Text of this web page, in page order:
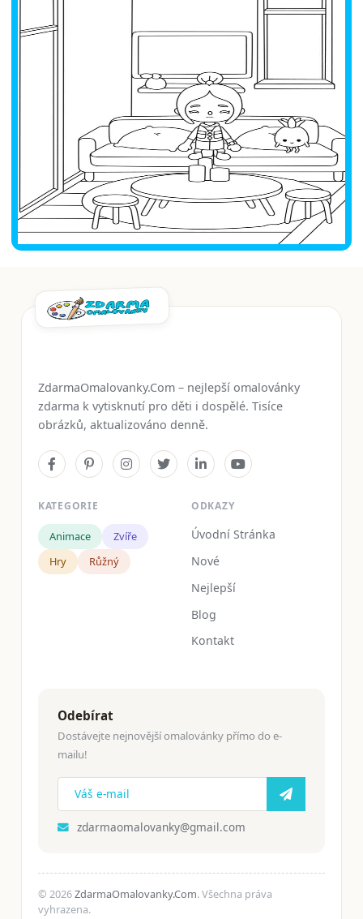
ZdarmaOmalovanky.Com – nejlepší omalovánky
zdarma k vytisknutí pro děti i dospělé. Tisíce
obrázků, aktualizováno denně.
KATEGORIE
Animace
Zvíře
Hry
Růžný
ODKAZY
Úvodní Stránka
Nové
Nejlepší
Blog
Kontakt
Odebírat
Dostávejte nejnovější omalovánky přímo do e-
mailu!
zdarmaomalovanky@gmail.com
© 2026ZdarmaOmalovanky.Com. Všechna práva
vyhrazena.